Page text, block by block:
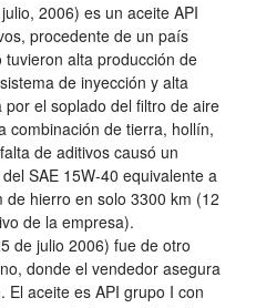
2006) es un aceite API
procedente de un país
alta producción de
de inyección y alta
el soplado del filtro de aire
combinación de tierra, hollín,
de aditivos causó un
SAE 15W-40 equivalente a
de hierro en solo 3300 km (12
de la empresa).
de julio 2006) fue de otro
donde el vendedor asegura
El aceite es API grupo I con